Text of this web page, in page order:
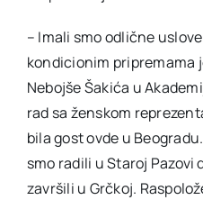
– Imali smo odlične
kondicionim pripremama
Nebojše Šakića u
rad sa ženskom
bila gost ovde u
smo radili u Staroj Pazovi
završili u Grčkoj.